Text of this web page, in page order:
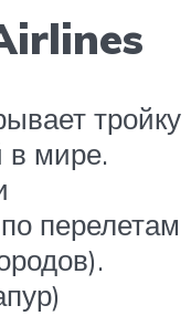
тройку
в мире.
перелетам